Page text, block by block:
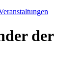
der